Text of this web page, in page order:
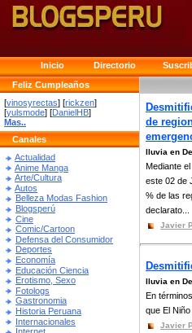
Inicio Directorio
Feliz Cumpleaños
[vinosyrectas] [rickzen]
[yulsmode] [DanielHB]
Mas..
Canales
Actualidad
Anime Manga
Arte/Cultura
Autos
Belleza Modas Fashion
Blogsperú
Cine
Comic/Cartoon
Defensa del Consumidor
Deportes
Economía
Educación Ciencia
Erotismo, Sexo
Fotologs
Gastronomia
Historia Peruana
Internacionales
de
lluvia en
Mediante
este 02 de
% de las
declarato...
Javier
lluvia en
En
que El
Javier